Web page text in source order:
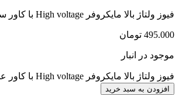
فیوز ولتاژ بالا مایکروفر High voltage با کاور سرامیکی
495.000 تومان
موجود در انبار
فیوز ولتاژ بالا مایکروفر High voltage با کاور عدد
افزودن به سبد خرید